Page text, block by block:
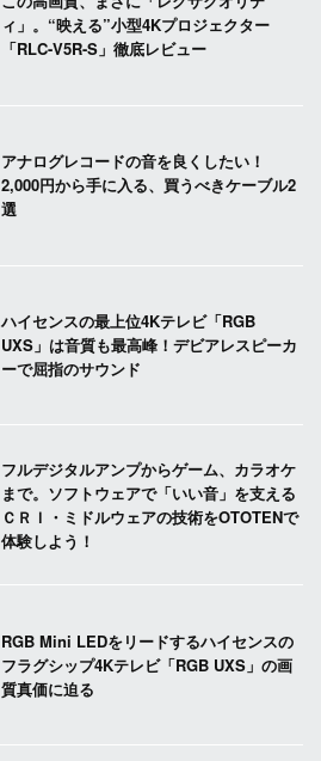
ィ」。“映える”小型4Kプロジェクター
「RLC-V5R-S」徹底レビュー
アナログレコードの音を良くしたい！
2,000円から手に入る、買うべきケーブル2
選
ハイセンスの最上位4Kテレビ「RGB
UXS」は音質も最高峰！デビアレスピーカ
ーで屈指のサウンド
フルデジタルアンプからゲーム、カラオケ
まで。ソフトウェアで「いい音」を支える
ＣＲＩ・ミドルウェアの技術をOTOTENで
体験しよう！
RGB Mini LEDをリードするハイセンスの
フラグシップ4Kテレビ「RGB UXS」の画
質真価に迫る